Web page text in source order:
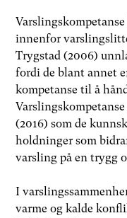
innenfor
Trygstad (2006)
fordi de blant annet
kompetanse til å
(2016) som de
holdninger som
varsling på en trygg
I
varme og ​kalde